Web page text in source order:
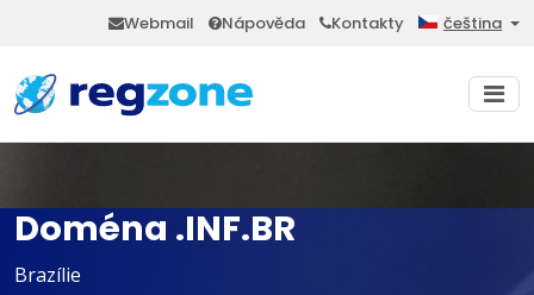
Webmail Nápověda Kontakty čeština
Doména .INF.BR
Brazílie